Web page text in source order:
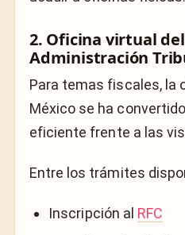
2. Oficina virtual del
Administración
Para temas fiscales, la
México se ha
eficiente frente a las
Entre los trámites
Inscripción al RFC